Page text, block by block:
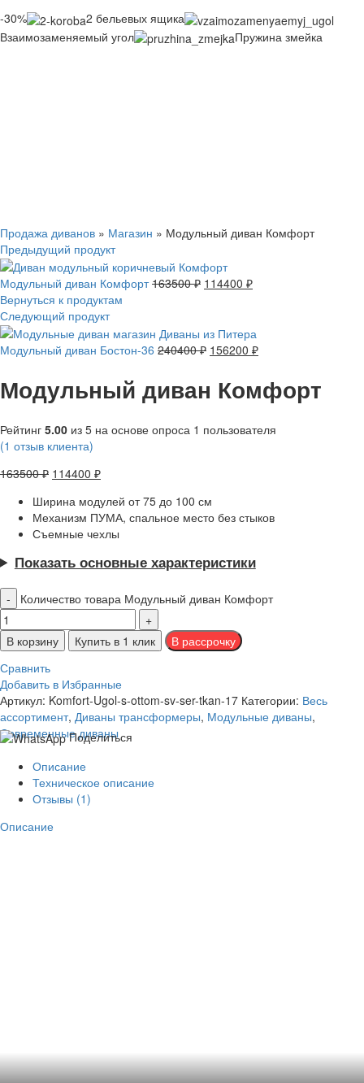
-30%
2 бельевых ящика
Взаимозаменяемый угол
Пружина змейка
Продажа диванов » Магазин » Модульный диван Комфорт
Предыдущий продукт
Модульный диван Комфорт163500₽ 114400 ₽
Вернуться к продуктам
Следующий продукт
Модульный диван Бостон-36 240400₽ 156200 ₽
Модульный диван Комфорт
Рейтинг 5.00 из 5 на основе опроса 1 пользователя
(1 отзыв клиента)
163500₽ 114400 ₽
Ширина модулей от 75 до 100 см
Механизм ПУМА, спальное место без стыков
Съемные чехлы
Показать основные характеристики
Количество товара Модульный диван Комфорт
В корзину
Купить в 1 клик
Сравнить
Добавить в Избранные
Артикул: Komfort-Ugol-s-ottom-sv-ser-tkan-17 Категории: Весь
ассортимент, Диваны трансформеры, Модульные диваны,
Современные диваны
Поделиться
Описание
Техническое описание
Отзывы (1)
Описание